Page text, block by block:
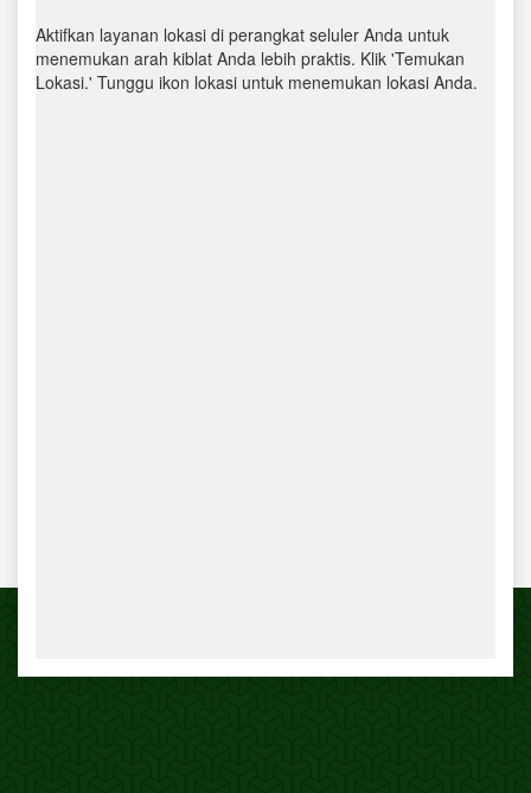
Aktifkan layanan lokasi di perangkat seluler Anda untuk
menemukan arah kiblat Anda lebih praktis. Klik 'Temukan
Lokasi.' Tunggu ikon lokasi untuk menemukan lokasi Anda.